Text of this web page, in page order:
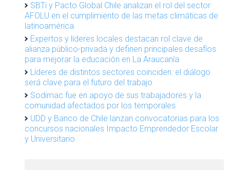
SBTi y Pacto Global Chile analizan el rol del sector
AFOLU en el cumplimiento de las metas climáticas de
latinoamérica
Expertos y líderes locales destacan rol clave de
alianza público-privada y definen principales desafíos
para mejorar la educación en La Araucanía
Líderes de distintos sectores coinciden: el diálogo
será clave para el futuro del trabajo
Sodimac fue en apoyo de sus trabajadores y la
comunidad afectados por los temporales
UDD y Banco de Chile lanzan convocatorias para los
concursos nacionales Impacto Emprendedor Escolar
y Universitario